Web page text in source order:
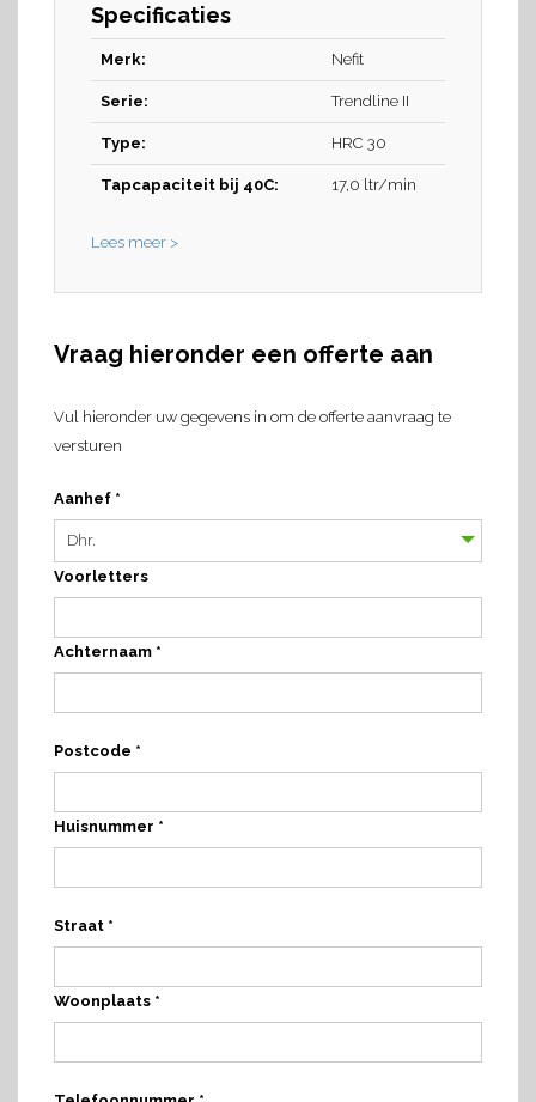
Specificaties
Merk: Nefit
Serie: Trendline II
Type: HRC 30
Tapcapaciteit bij 40C: 17,0 ltr/min
Lees meer >
Vraag hieronder een offerte aan
Vul hieronder uw gegevens in om de offerte aanvraag te
versturen
Aanhef *
Voorletters
Achternaam *
Postcode *
Huisnummer *
Straat *
Woonplaats *